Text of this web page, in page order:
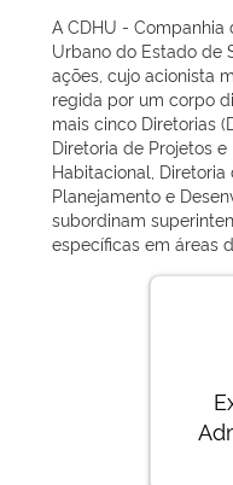
A CDHU -
Urbano do Estado de
ações, cujo acionista
regida por um corpo
mais cinco Diretorias
Diretoria de Projetos
Habitacional,
Planejamento e
subordinam
específicas em áreas